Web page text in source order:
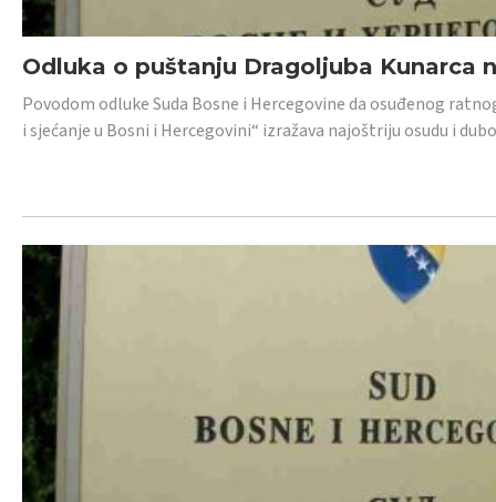
Odluka o puštanju Dragoljuba Kunarca
Povodom odluke Suda Bosne i Hercegovine da osuđenog
i sjećanje u Bosni i Hercegovini“ izražava najoštriju osudu i